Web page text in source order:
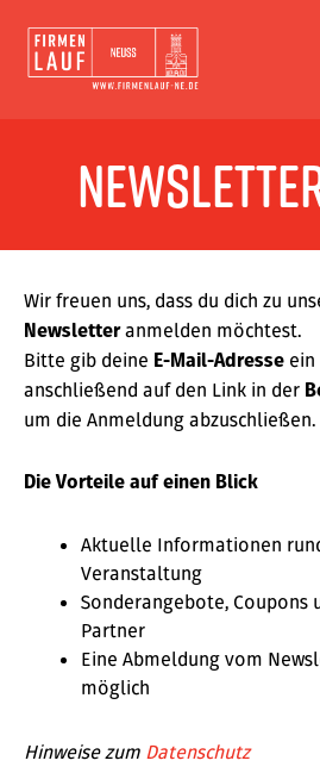
Wir freuen uns, dass du dich zu
Newsletteranmelden möchtest.
Bitte gib deine E-Mail-Adresseein
anschließend auf den Link in der
um die Anmeldung abzuschließen.
Die Vorteile auf einen Blick
Aktuelle Informationen
Veranstaltung
Sonderangebote, Coupons
Partner
Eine Abmeldung vom
möglich
Hinweise zum Datenschutz